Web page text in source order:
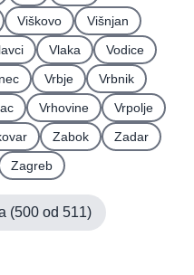
Viškovo
Višnjan
Vlaka
Vodice
Vrbje
Vrbnik
Vrhovine
Vrpolje
Zabok
Zadar
Zagreb
(500 od 511)